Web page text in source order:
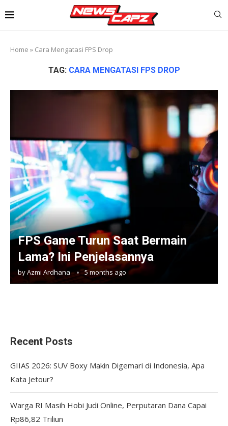
Home » Cara Mengatasi FPS Drop
TAG: CARA MENGATASI FPS DROP
FPS Game Turun Saat Bermain
Lama? Ini Penjelasannya
byAzmi Ardhana 5 months ago
Recent Posts
GIIAS 2026: SUV Boxy Makin Digemari di Indonesia, Apa
Kata Jetour?
Warga RI Masih Hobi Judi Online, Perputaran Dana Capai
Rp86,82 Triliun